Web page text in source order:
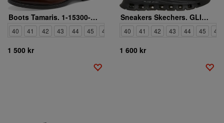
Boots Tamaris. 1-15300-47-311
40 41 42 43 44 45 46
1 500 kr
Sneakers Skechers. GLIDE-STEP PRO RAINPARTNER
40 41 42 43 44 45 47
1 600 kr